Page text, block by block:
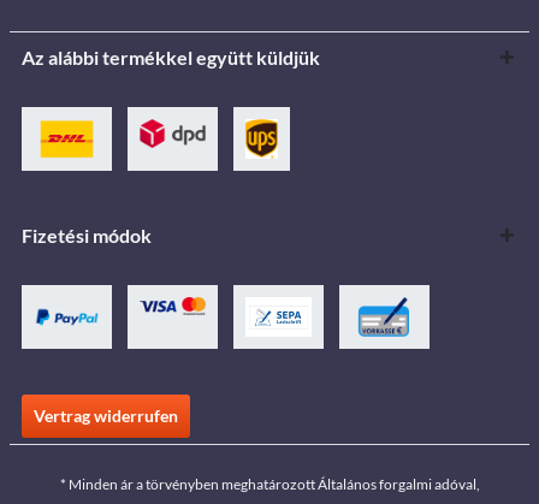
Az alábbi termékkel együtt küldjük
Fizetési módok
Vertrag widerrufen
* Minden ár a törvényben meghatározott Általános forgalmi adóval,